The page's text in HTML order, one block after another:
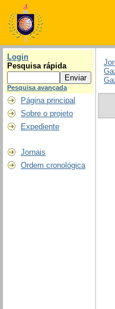
Login
Pesquisa rápida
Pesquisa avançada
Página principal
Sobre o projeto
Expediente
Jornais
Ordem cronológica